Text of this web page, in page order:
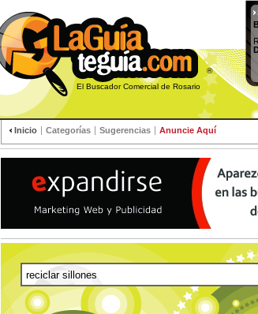
®
El Buscador Comercial de Rosario
Inicio Categorías Sugerencias Anuncie Aquí